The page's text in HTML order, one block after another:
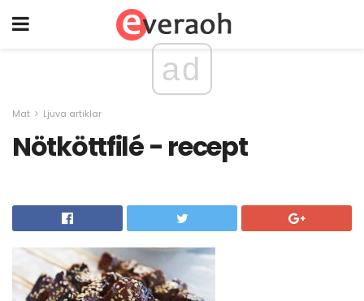
ad
Mat Ljuva artiklar
Nötköttfilé - recept